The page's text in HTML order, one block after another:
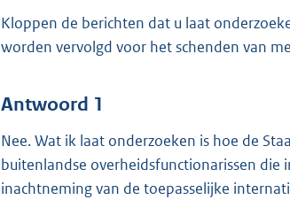
Kloppen de berichten dat u laat
worden vervolgd voor het schenden van
Antwoord 1
Nee. Wat ik laat onderzoeken is hoe de
buitenlandse overheidsfunctionarissen
inachtneming van de toepasselijke